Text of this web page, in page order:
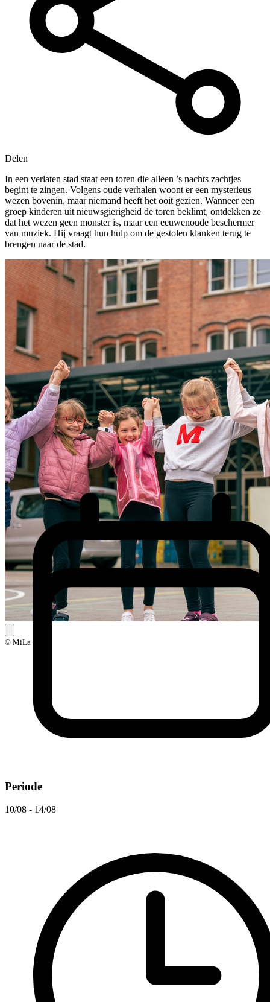
Delen
In een verlaten stad staat een toren die alleen ’s nachts zachtjes
begint te zingen. Volgens oude verhalen woont er een mysterieus
wezen bovenin, maar niemand heeft het ooit gezien. Wanneer een
groep kinderen uit nieuwsgierigheid de toren beklimt, ontdekken ze
dat het wezen geen monster is, maar een eeuwenoude beschermer
van muziek. Hij vraagt hun hulp om de gestolen klanken terug te
brengen naar de stad.
© MiLa
Periode
10/08 - 14/08